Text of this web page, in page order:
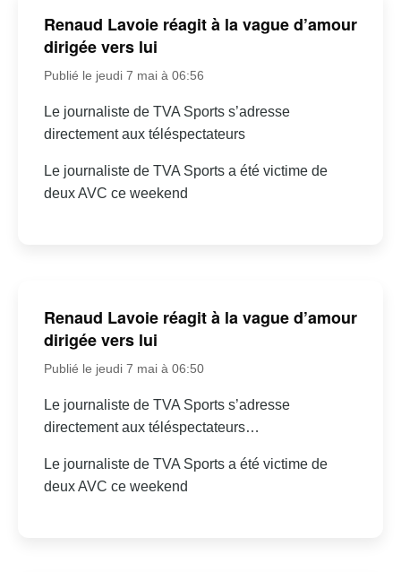
Renaud Lavoie réagit à la vague d’amour
dirigée vers lui
Publié le jeudi 7 mai à 06:56
Le journaliste de TVA Sports s’adresse
directement aux téléspectateurs
Le journaliste de TVA Sports a été victime de
deux AVC ce weekend
Renaud Lavoie réagit à la vague d’amour
dirigée vers lui
Publié le jeudi 7 mai à 06:50
Le journaliste de TVA Sports s’adresse
directement aux téléspectateurs…
Le journaliste de TVA Sports a été victime de
deux AVC ce weekend